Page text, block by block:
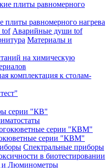
плиты равномерного нагрева
Аварийные души tof
Материалы и
на химическую
комплектация к столам-
серии "КВ"
серии "КВМ"
Спектральные приборы
в биотестировании
и Люминометры